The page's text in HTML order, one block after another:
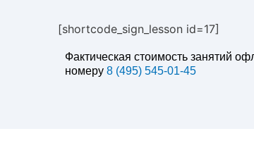
[shortcode_sign_lesson id=17]
Фактическая стоимость занятий
номеру 8 (495) 545-01-45